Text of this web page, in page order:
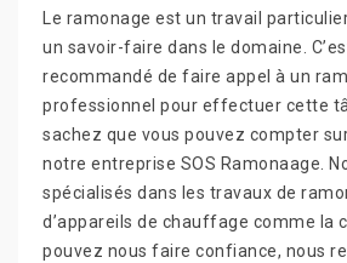
Le ramonage est un travail
un savoir-faire dans le domaine.
recommandé de faire appel à un
professionnel pour effectuer cette
sachez que vous pouvez compter
notre entreprise SOS Ramonaage.
spécialisés dans les travaux de
d’appareils de chauffage comme la
pouvez nous faire confiance, nous